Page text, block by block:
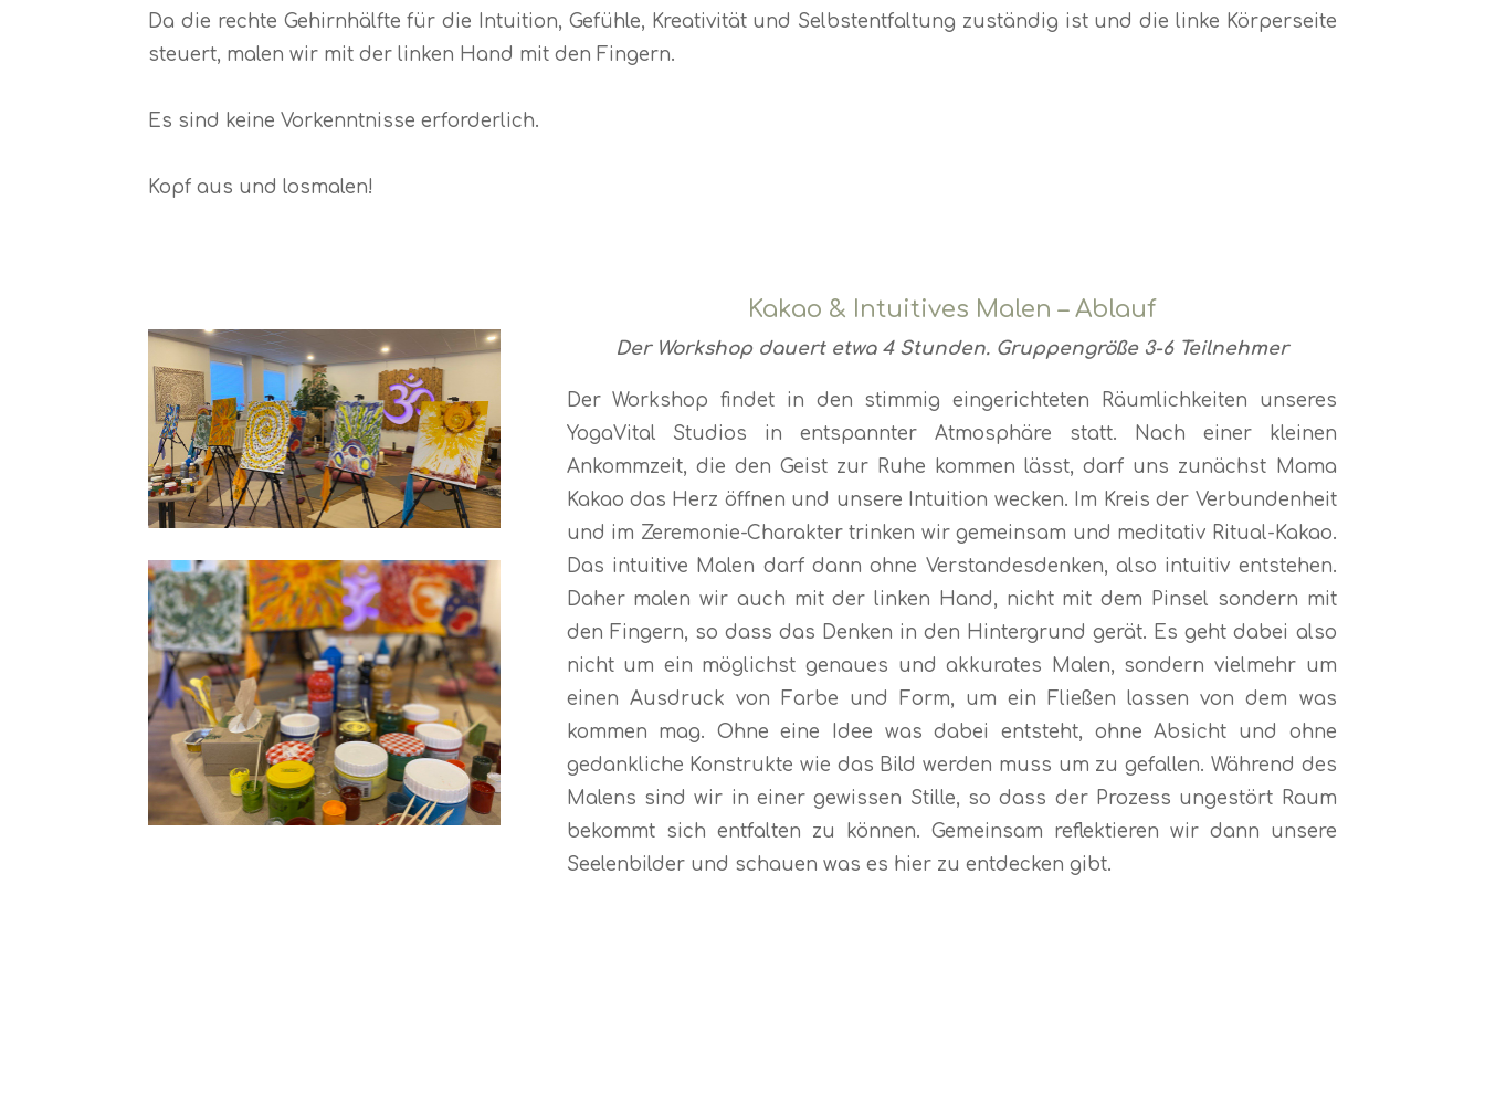
Da die rechte Gehirnhälfte für die Intuition, Gefühle, Kreativität und Selbstentfaltung zuständig ist und die linke Körperseite
steuert, malen wir mit der linken Hand mit den Fingern.
Es sind keine Vorkenntnisse erforderlich.
Kopf aus und losmalen!
Kakao & Intuitives Malen – Ablauf
Der Workshop dauert etwa 4 Stunden. Gruppengröße 3-6 Teilnehmer
Der Workshop findet in den stimmig eingerichteten Räumlichkeiten unseres
YogaVital Studios in entspannter Atmosphäre statt. Nach einer kleinen
Ankommzeit, die den Geist zur Ruhe kommen lässt, darf uns zunächst Mama
Kakao das Herz öffnen und unsere Intuition wecken. Im Kreis der Verbundenheit
und im Zeremonie-Charakter trinken wir gemeinsam und meditativ Ritual-Kakao.
Das intuitive Malen darf dann ohne Verstandesdenken, also intuitiv entstehen.
Daher malen wir auch mit der linken Hand, nicht mit dem Pinsel sondern mit
den Fingern, so dass das Denken in den Hintergrund gerät. Es geht dabei also
nicht um ein möglichst genaues und akkurates Malen, sondern vielmehr um
einen Ausdruck von Farbe und Form, um ein Fließen lassen von dem was
kommen mag. Ohne eine Idee was dabei entsteht, ohne Absicht und ohne
gedankliche Konstrukte wie das Bild werden muss um zu gefallen. Während des
Malens sind wir in einer gewissen Stille, so dass der Prozess ungestört Raum
bekommt sich entfalten zu können. Gemeinsam reflektieren wir dann unsere
Seelenbilder und schauen was es hier zu entdecken gibt.